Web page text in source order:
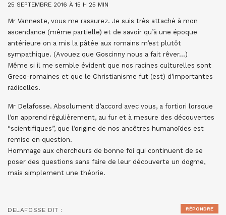
25 SEPTEMBRE 2016 À 15 H 25 MIN
Mr Vanneste, vous me rassurez. Je suis très attaché à mon
ascendance (même partielle) et de savoir qu’à une époque
antérieure on a mis la pâtée aux romains m’est plutôt
sympathique. (Avouez que Goscinny nous a fait rêver…)
Même si il me semble évident que nos racines culturelles sont
Greco-romaines et que le Christianisme fut (est) d’importantes
radicelles.
Mr Delafosse. Absolument d’accord avec vous, a fortiori lorsque
l’on apprend régulièrement, au fur et à mesure des découvertes
“scientifiques”, que l’origine de nos ancêtres humanoïdes est
remise en question.
Hommage aux chercheurs de bonne foi qui continuent de se
poser des questions sans faire de leur découverte un dogme,
mais simplement une théorie.
DELAFOSSE DIT :
RÉPONDRE